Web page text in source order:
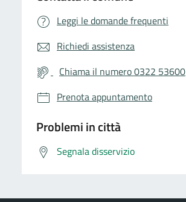
Leggi le domande frequenti
Richiedi assistenza
Chiama il numero 0322 53600
Prenota appuntamento
Problemi in città
Segnala disservizio